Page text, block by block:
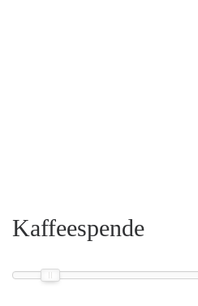
Kaffeespende